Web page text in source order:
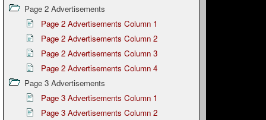
Page 2 Advertisements
Page 2 Advertisements Column 1
Page 2 Advertisements Column 2
Page 2 Advertisements Column 3
Page 2 Advertisements Column 4
Page 3 Advertisements
Page 3 Advertisements Column 1
Page 3 Advertisements Column 2